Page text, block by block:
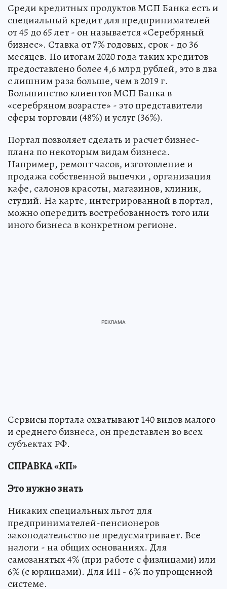
Среди кредитных продуктов МСП Банка есть и
специальный кредит для предпринимателей
от 45 до 65 лет - он называется «Серебряный
бизнес». Ставка от 7% годовых, срок - до 36
месяцев. По итогам 2020 года таких кредитов
предоставлено более 4,6 млрд рублей, это в два
с лишним раза больше, чем в 2019 г.
Большинство клиентов МСП Банка в
«серебряном возрасте» - это представители
сферы торговли (48%) и услуг (36%).
Портал позволяет сделать и расчет бизнес-
плана по некоторым видам бизнеса.
Например, ремонт часов, изготовление и
продажа собственной выпечки , организация
кафе, салонов красоты, магазинов, клиник,
студий. На карте, интегрированной в портал,
можно опередить востребованность того или
иного бизнеса в конкретном регионе.
Сервисы портала охватывают 140 видов малого
и среднего бизнеса, он представлен во всех
субъектах РФ.
СПРАВКА «КП»
Это нужно знать
Никаких специальных льгот для
предпринимателей-пенсионеров
законодательство не предусматривает. Все
налоги - на общих основаниях. Для
самозанятых 4% (при работе с физлицами) или
6% (с юрлицами). Для ИП - 6% по упрощенной
системе.